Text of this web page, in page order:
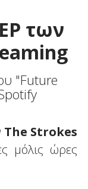
των
"Future
The Strokes
μόλις ώρες